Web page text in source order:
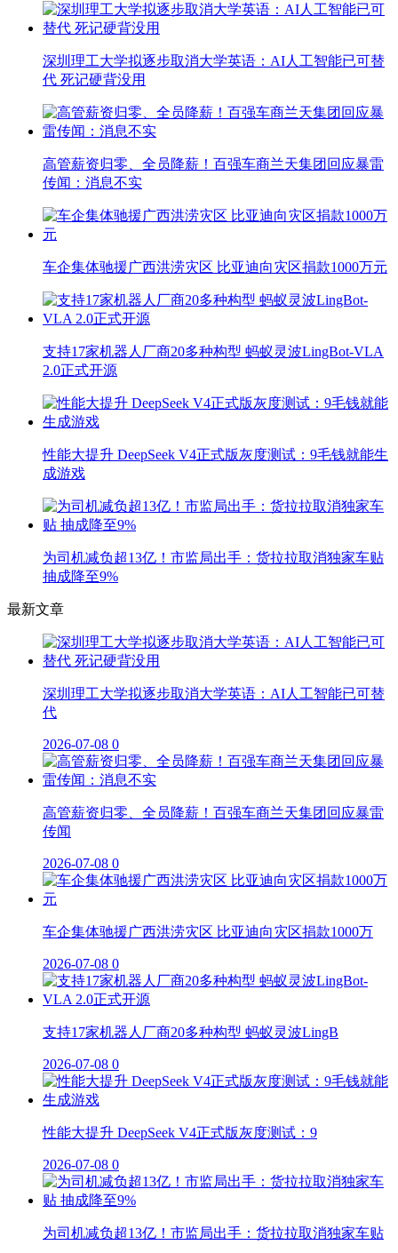
深圳理工大学拟逐步取消大学英语：AI人工智能已可替
代 死记硬背没用
高管薪资归零、全员降薪！百强车商兰天集团回应暴雷
传闻：消息不实
车企集体驰援广西洪涝灾区 比亚迪向灾区捐款1000万元
支持17家机器人厂商20多种构型 蚂蚁灵波LingBot-VLA
2.0正式开源
性能大提升 DeepSeek V4正式版灰度测试：9毛钱就能生
成游戏
为司机减负超13亿！市监局出手：货拉拉取消独家车贴
抽成降至9%
最新文章
深圳理工大学拟逐步取消大学英语：AI人工智能已可替
代
2026-07-08 0
高管薪资归零、全员降薪！百强车商兰天集团回应暴雷
传闻
2026-07-08 0
车企集体驰援广西洪涝灾区 比亚迪向灾区捐款1000万
2026-07-08 0
支持17家机器人厂商20多种构型 蚂蚁灵波LingB
2026-07-08 0
性能大提升 DeepSeek V4正式版灰度测试：9
2026-07-08 0
为司机减负超13亿！市监局出手：货拉拉取消独家车贴